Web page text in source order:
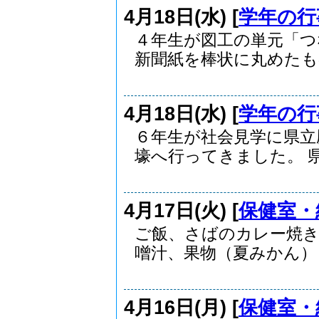
4月18日(水) [学年の
４年生が図工の単元「
新聞紙を棒状に丸めた
4月18日(水) [学年の
６年生が社会見学に県
壕へ行ってきました。
4月17日(火) [保健室
ご飯、さばのカレー焼
噌汁、果物（夏みかん
4月16日(月) [保健室